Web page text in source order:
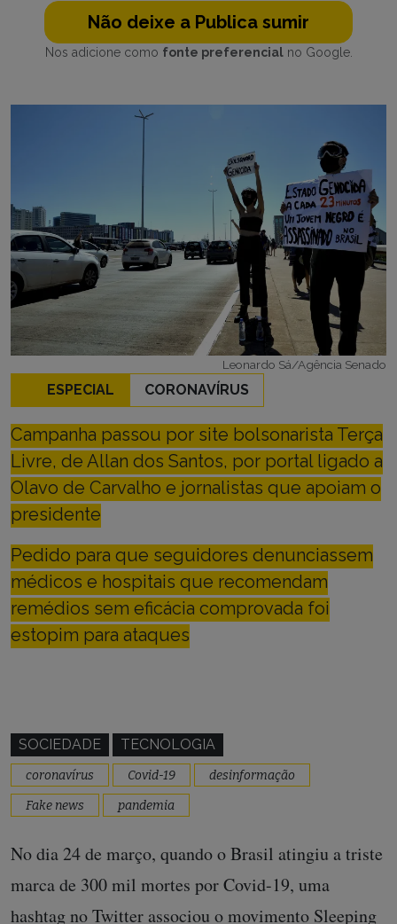
Não deixe a Publica sumir
Nos adicione como fonte preferencialno Google.
Leonardo Sá/Agência Senado
ESPECIAL CORONAVÍRUS
Campanha passou por site bolsonarista Terça
Livre, de Allan dos Santos, por portal ligado a
Olavo de Carvalho e jornalistas que apoiam o
presidente
Pedido para que seguidores denunciassem
médicos e hospitais que recomendam
remédios sem eficácia comprovada foi
estopim para ataques
SOCIEDADE TECNOLOGIA
coronavírus Covid-19
desinformação
Fake news
pandemia
No dia 24 de março, quando o Brasil atingiu a triste
marca de 300 mil mortes por Covid-19, uma
hashtag no Twitter associou o movimento Sleeping